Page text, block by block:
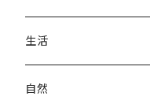
生活
自然